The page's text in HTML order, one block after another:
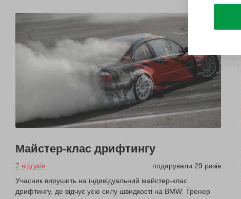
Майстер-клас дрифтингу
7 відгуків
подарували 29 разів
Учасник вирушить на індивідуальний майстер-клас
дрифтингу, де відчує усю силу швидкості на BMW. Тренер